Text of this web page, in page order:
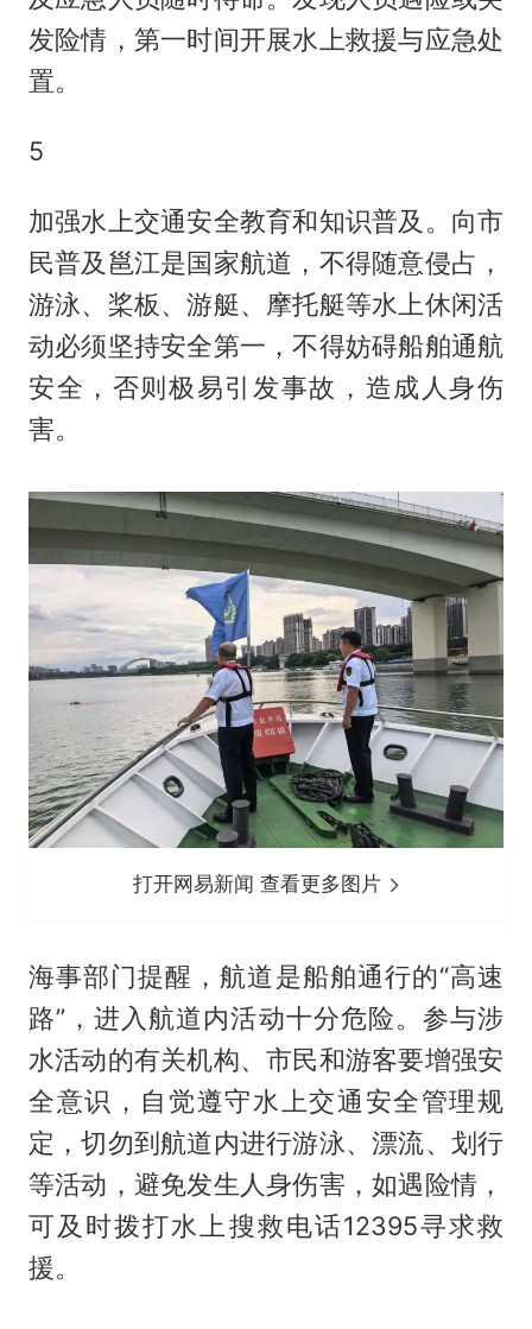
发险情，第一时间开展水上救援与应急处
置。
5
加强水上交通安全教育和知识普及。向市
民普及邕江是国家航道，不得随意侵占，
游泳、桨板、游艇、摩托艇等水上休闲活
动必须坚持安全第一，不得妨碍船舶通航
安全，否则极易引发事故，造成人身伤
害。
打开网易新闻 查看更多图片
海事部门提醒，航道是船舶通行的“高速
路”，进入航道内活动十分危险。参与涉
水活动的有关机构、市民和游客要增强安
全意识，自觉遵守水上交通安全管理规
定，切勿到航道内进行游泳、漂流、划行
等活动，避免发生人身伤害，如遇险情，
可及时拨打水上搜救电话12395寻求救
援。